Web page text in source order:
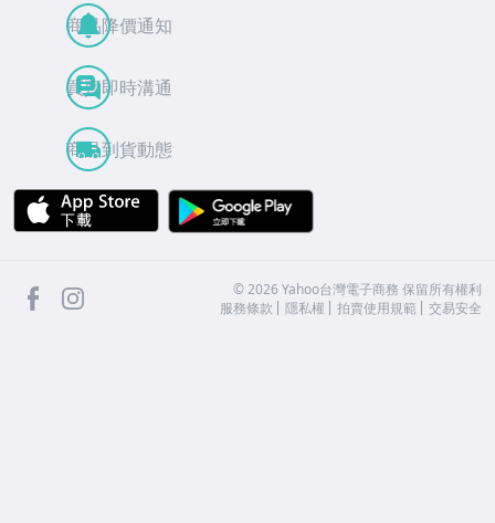
商品降價通知
買賣即時溝通
商品到貨動態
APP Store
facebook ©2026 Yahoo台灣電子商務 保留所有權利
服務條款
隱私權 拍賣使用規範 交易安全